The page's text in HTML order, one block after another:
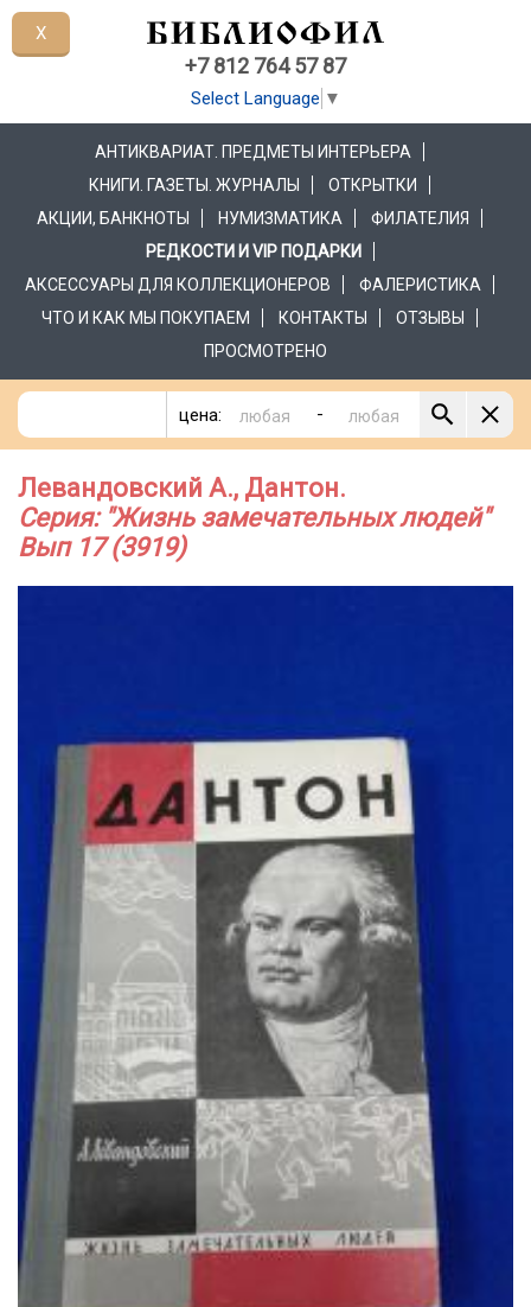
+7 812 764 57 87
Select Language ▼
АНТИКВАРИАТ. ПРЕДМЕТЫ ИНТЕРЬЕРА
КНИГИ. ГАЗЕТЫ. ЖУРНАЛЫ
ОТКРЫТКИ
АКЦИИ, БАНКНОТЫ
НУМИЗМАТИКА
ФИЛАТЕЛИЯ
РЕДКОСТИ И VIP ПОДАРКИ
АКСЕССУАРЫ ДЛЯ КОЛЛЕКЦИОНЕРОВ
ФАЛЕРИСТИКА
ЧТО И КАК МЫ ПОКУПАЕМ
КОНТАКТЫ
ОТЗЫВЫ
ПРОСМОТРЕНО
цена: -
Левандовский А., Дантон.
Серия: "Жизнь замечательных людей"
Вып 17 (3919)
X